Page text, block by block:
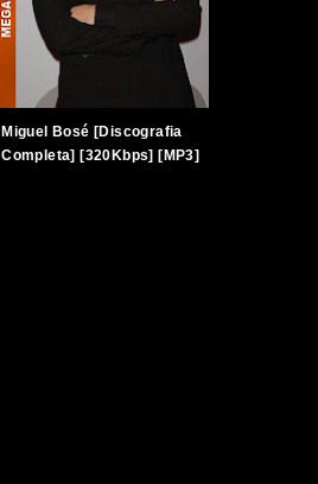
Miguel Bosé [Discografia
Completa] [320Kbps] [MP3]